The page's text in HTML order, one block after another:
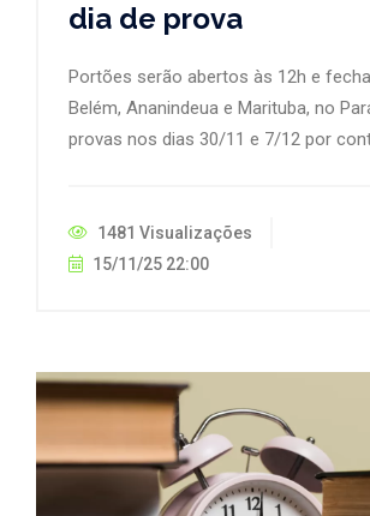
dia de prova
Portões serão abertos às 12h e
Belém, Ananindeua e Marituba, no
provas nos dias 30/11 e 7/12 por
1481 Visualizações
15/11/25 22:00